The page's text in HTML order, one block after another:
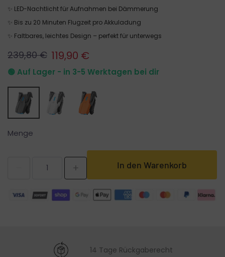
✨ LED-Nachtlicht für Aufnahmen bei Dämmerung
✨ Bis zu 20 Minuten Flugzeit pro Akkuladung
✨ Faltbares, leichtes Design – perfekt für unterwegs
119,90 €
239,80 €
🟢 Auf Lager - in 3-5 Werktagen bei dir
Menge
In den Warenkorb
14 Tage Rückgaberecht